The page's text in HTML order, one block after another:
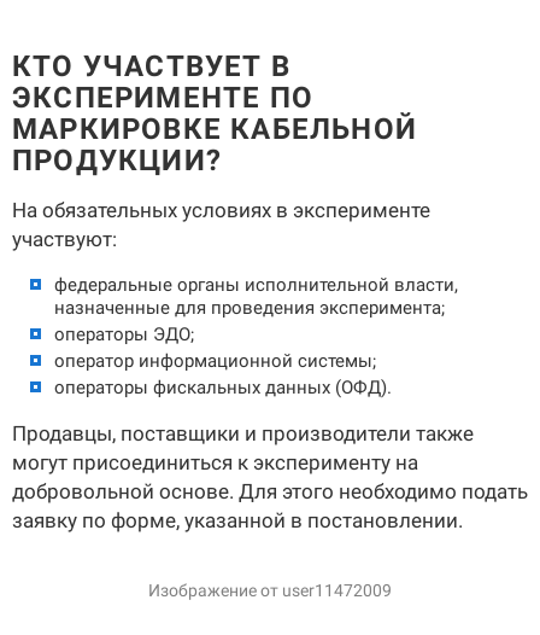
КТО УЧАСТВУЕТ В
ЭКСПЕРИМЕНТЕ ПО
МАРКИРОВКЕ КАБЕЛЬНОЙ
ПРОДУКЦИИ?
На обязательных условиях в эксперименте
участвуют:
федеральные органы исполнительной власти,
назначенные для проведения эксперимента;
операторы ЭДО;
оператор информационной системы;
операторы фискальных данных (ОФД).
Продавцы, поставщики и производители также
могут присоединиться к эксперименту на
добровольной основе. Для этого необходимо подать
заявку по форме, указанной в постановлении.
Изображение от user11472009